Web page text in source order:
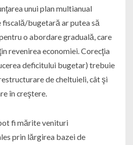
unui plan multianual
bugetară ar putea să
o abordare graduală, care
revenirea economiei. Corecţia
deficitului bugetar) trebuie
de cheltuieli, cât şi
în creştere.
fi mărite venituri
prin lărgirea bazei de